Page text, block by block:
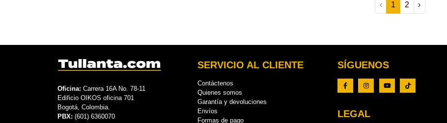
‹ 1 2 ›
Oficina: Carrera 16A No. 78-11
Edificio OIKOS oficina 701
Bogotá, Colombia.
PBX: (601) 6360070
SERVICIO AL CLIENTE
Contáctenos
Quienes somos
Garantía y devoluciones
Envíos
Formas de pago
SÍGUENOS
LEGAL